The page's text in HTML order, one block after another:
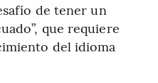
de tener un
que requiere
del idioma